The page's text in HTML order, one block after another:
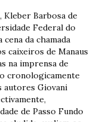
Kleber Barbosa de
Federal do
da chamada
caixeiros de Manaus
na imprensa de
cronologicamente
autores Giovani
de Passo Fundo